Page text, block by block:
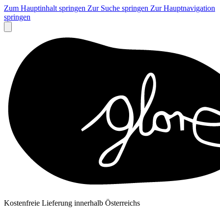
Zum Hauptinhalt springen Zur Suche springen Zur Hauptnavigation
springen
Kostenfreie Lieferung innerhalb Österreichs